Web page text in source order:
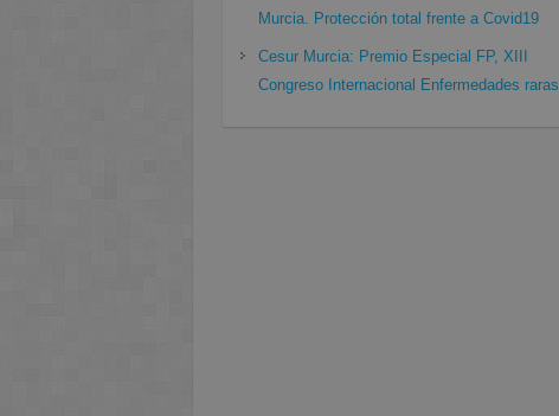
Murcia. Protección total frente a Covid19
Cesur Murcia: Premio Especial FP, XIII
Congreso Internacional Enfermedades raras